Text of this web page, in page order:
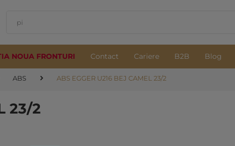
NOUA FRONTURI Contact Cariere B2B Blog
ABS ABS EGGER U216 BEJ CAMEL 23/2
23/2